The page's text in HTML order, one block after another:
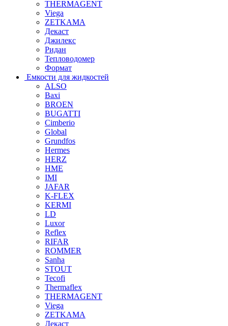
THERMAGENT
Viega
ZETKAMA
Декаст
Джилекс
Ридан
Тепловодомер
Формат
Емкости для жидкостей
ALSO
Baxi
BROEN
BUGATTI
Cimberio
Global
Grundfos
Hermes
HERZ
HME
IMI
JAFAR
K-FLEX
KERMI
LD
Luxor
Reflex
RIFAR
ROMMER
Sanha
STOUT
Tecofi
Thermaflex
THERMAGENT
Viega
ZETKAMA
Декаст